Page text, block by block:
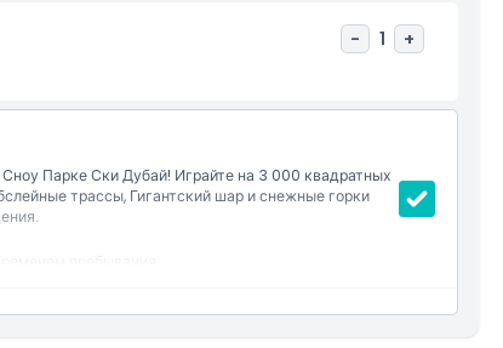
- 1 +
Парке Ски Дубай! Играйте на 3 000 квадратных
трассы, Гигантский шар и снежные горки
пребывания.